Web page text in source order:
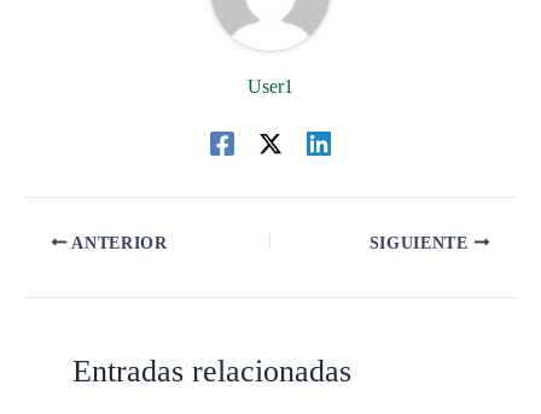
User1
ANTERIOR SIGUIENTE
Entradas relacionadas